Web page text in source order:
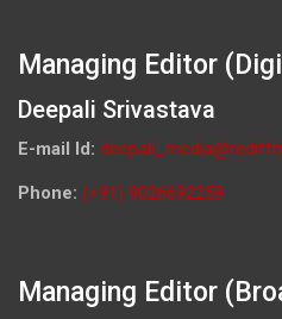
Managing Editor
Deepali Srivastava
E-mail Id:
Phone: (+91) 9026692259
Managing Editor